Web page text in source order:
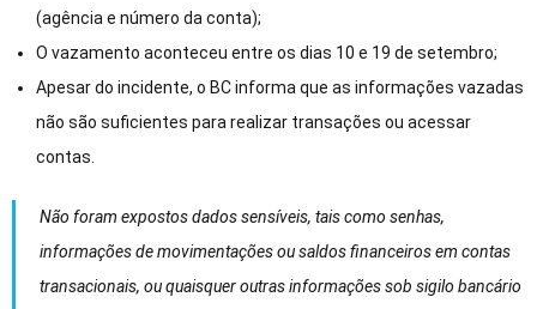
(agência e número da conta);
O vazamento aconteceu entre os dias 10 e 19 de setembro;
Apesar do incidente, o BC informa que as informações vazadas
não são suficientes para realizar transações ou acessar
contas.
Não foram expostos dados sensíveis, tais como senhas,
informações de movimentações ou saldos financeiros em contas
transacionais, ou quaisquer outras informações sob sigilo bancário